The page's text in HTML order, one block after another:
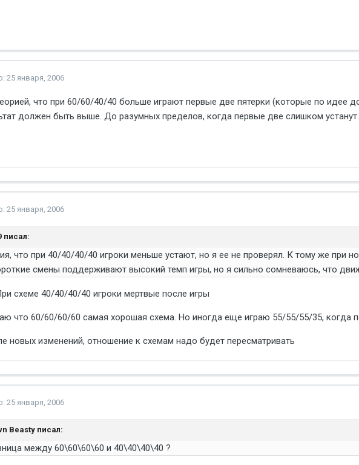
25 января, 2006
что при 60/60/40/40 больше играют первые две пятерки (которые по идее
должен быть выше. До разумных пределов, когда первые две слишком устанут.
25 января, 2006
писал:
что при 40/40/40/40 игроки меньше устают, но я ее не проверял. К тому же при
смены поддерживают высокий темп игры, но я сильно сомневаюсь, что
схеме 40/40/40/40 игроки мертвые после игры
что 60/60/60/60 самая хорошая схема. Но иногда еще играю 55/55/55/35, когда
новых изменений, отношение к схемам надо будет пересматривать
25 января, 2006
Beasty писал:
между 60\60\60\60 и 40\40\40\40 ?